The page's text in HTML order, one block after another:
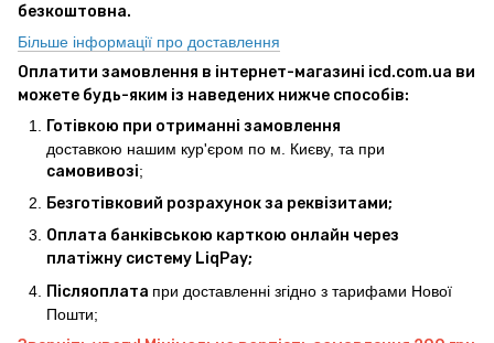
безкоштовна.
Більше інформації про доставлення
Оплатити замовлення в інтернет-магазині icd.com.ua ви
можете будь-яким із наведених нижче способів:
Готівкою при отриманні замовлення
доставкою нашим кур'єром по м. Києву, та при
самовивозі;
Безготівковий розрахунок за реквізитами;
Оплата банківською карткою онлайн через
платіжну систему LiqPay;
Післяоплата при доставленні згідно з тарифами Нової
Пошти;